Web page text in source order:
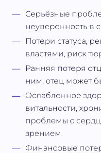
Серьёзные
неуверенность в
Потери статуса,
властями, риск
Ранняя потеря
ним; отец может
Ослабленное
витальности,
проблемы с
зрением.
Финансовые